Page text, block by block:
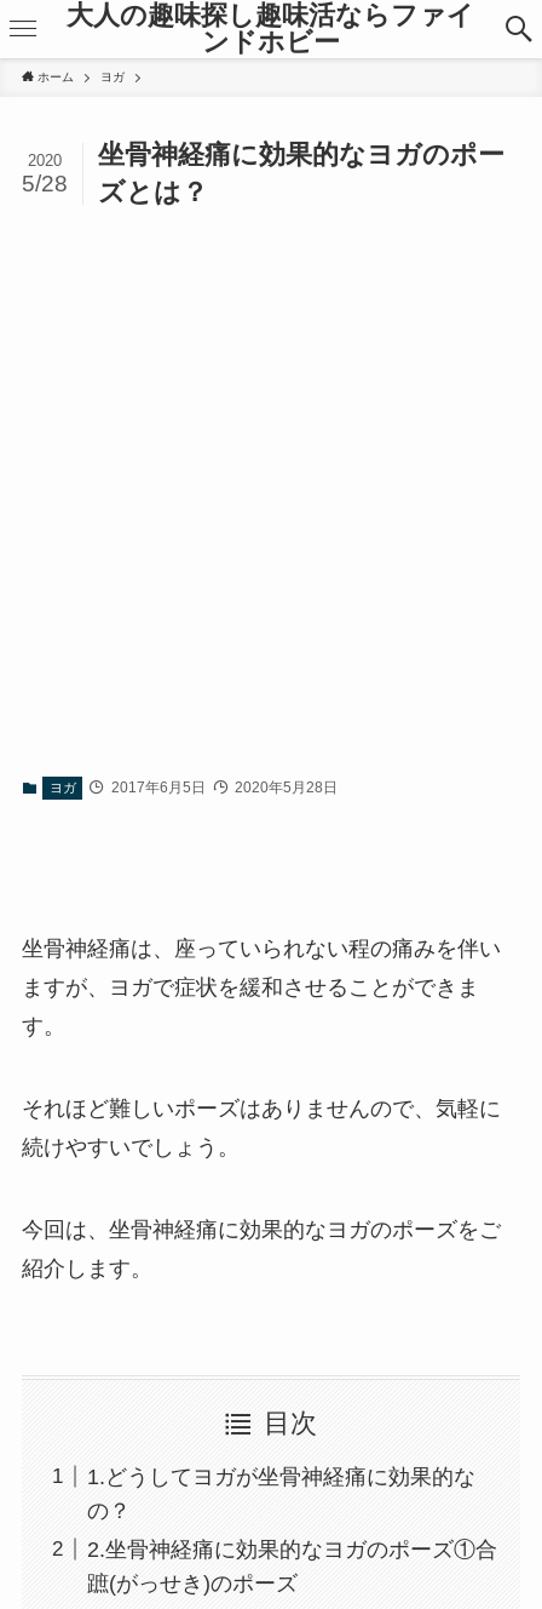
大人の趣味探し趣味活ならファイ
ンドホビー
ホーム ヨガ
坐骨神経痛に効果的なヨガのポー
ズとは？
2020
5/28
ヨガ 2017年6月5日 2020年5月28日
坐骨神経痛は、座っていられない程の痛みを伴い
ますが、ヨガで症状を緩和させることができま
す。
それほど難しいポーズはありませんので、気軽に
続けやすいでしょう。
今回は、坐骨神経痛に効果的なヨガのポーズをご
紹介します。
目次
1.どうしてヨガが坐骨神経痛に効果的な
の？
2.坐骨神経痛に効果的なヨガのポーズ①合
蹠(がっせき)のポーズ